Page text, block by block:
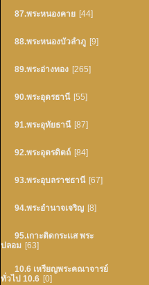
87.พระหนองคาย [44]
88.พระหนองบัวลำภู [9]
89.พระอ่างทอง [265]
90.พระอุดรธานี [55]
91.พระอุทัยธานี [87]
92.พระอุตรดิตถ์ [84]
93.พระอุบลราชธานี [67]
94.พระอำนาจเจริญ [8]
95.เกาะติดกระเเส พระ
ปลอม [63]
10.6 เหรียญพระคณาจารย์
ทั่วไป 10.6 [0]